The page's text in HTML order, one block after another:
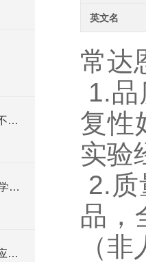
植物elisa试剂盒的应用包括但不限于以下几个方面
Elisa检测试剂盒广泛应用于科学研究和临床诊断中
白介素elisa试剂盒其功能主要应用领域
英文名
常达
1.
复性
实验
2.
品，
（